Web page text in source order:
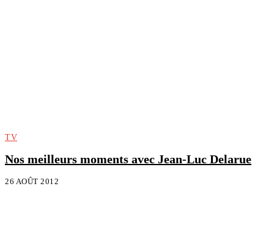
TV
Nos meilleurs moments avec Jean-Luc Delarue
26 AOÛT 2012